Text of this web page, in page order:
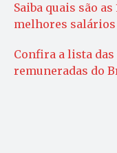
Saiba quais são
melhores
Confira a lista
remuneradas do